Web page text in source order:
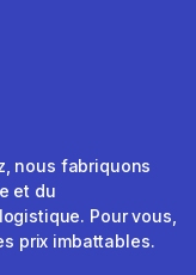
nous fabriquons
et du
Pour vous,
prix imbattables.